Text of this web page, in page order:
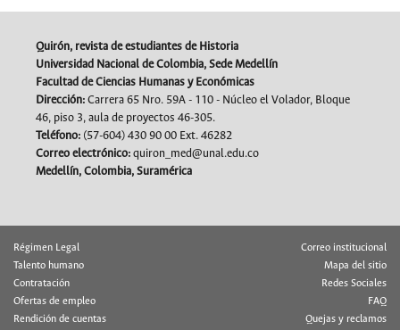
Quirón, revista de estudiantes de Historia
Universidad Nacional de Colombia, Sede Medellín
Facultad de Ciencias Humanas y Económicas
Dirección: Carrera 65 Nro. 59A - 110 - Núcleo el Volador, Bloque
46, piso 3, aula de proyectos 46-305.
Teléfono: (57-604) 430 90 00 Ext. 46282
Correo electrónico: quiron_med@unal.edu.co
Medellín, Colombia, Suramérica
Régimen Legal
Talento humano
Contratación
Ofertas de empleo
Rendición de cuentas
Correo institucional
Mapa del sitio
Redes Sociales
FAQ
Quejas y reclamos